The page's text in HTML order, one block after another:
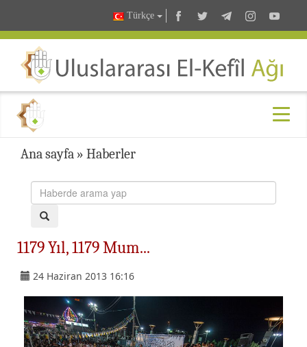
Türkçe
Ana sayfa » Haberler
1179 Yıl, 1179 Mum...
24 Haziran 2013 16:16